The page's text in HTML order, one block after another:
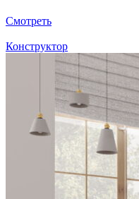
Смотреть
Конструктор